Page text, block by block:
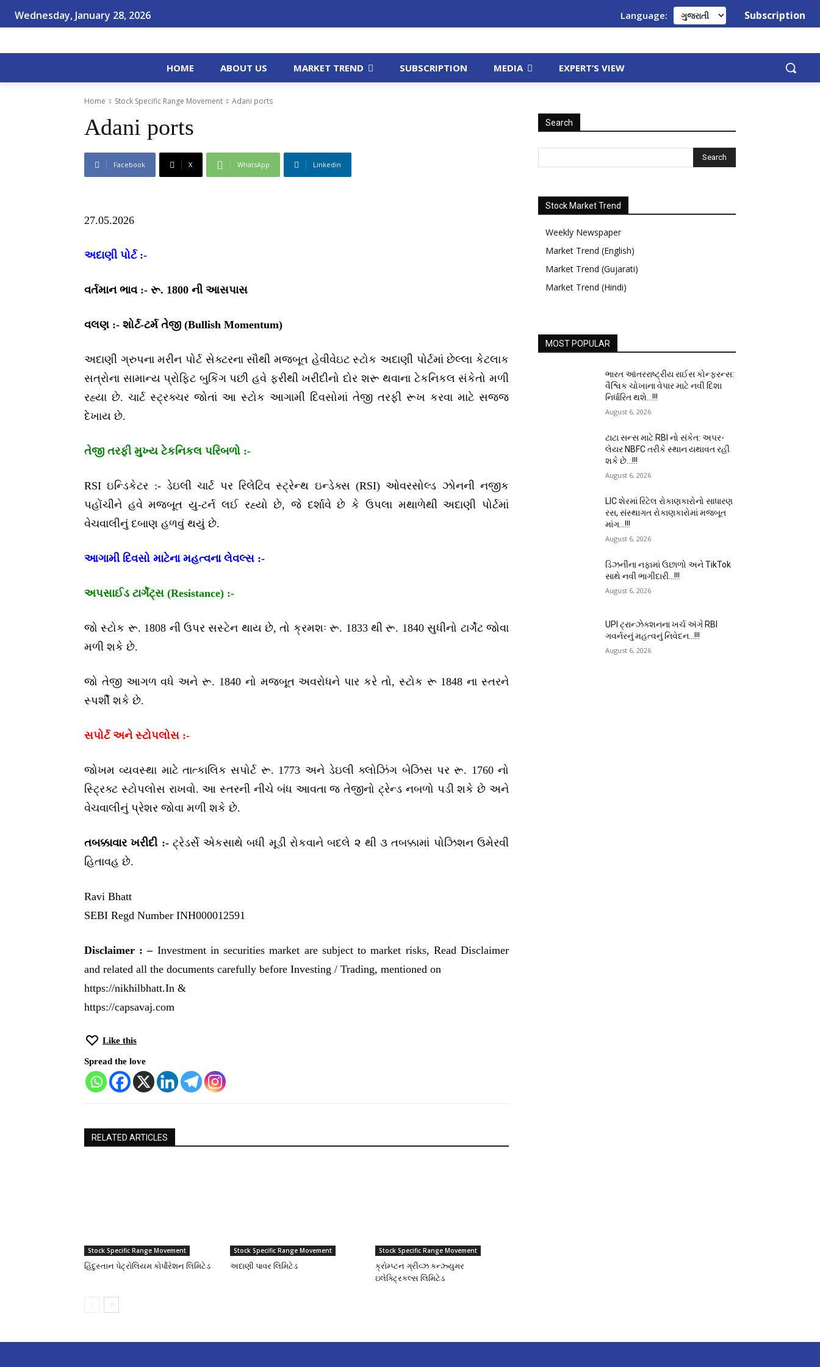
Wednesday, January 28, 2026 Language: Subscription
HOME ABOUT US MARKET TREND SUBSCRIPTION MEDIA EXPERT’S VIEW
Home Stock Specific Range Movement Adani ports
Adani ports
Facebook X WhatsApp Linkedin
27.05.2026
અદાણી પોર્ટ :-
વર્તમાન ભાવ :- રૂ. 1800 ની આસપાસ
વલણ :- શોર્ટ-ટર્મ તેજી (Bullish Momentum)
અદાણી ગ્રુપના મરીન પોર્ટ સેક્ટરના સૌથી મજબૂત હેવીવેઇટ સ્ટોક અદાણી પોર્ટમાં છેલ્લા કેટલાક
સત્રોના સામાન્ય પ્રોફિટ બુકિંગ પછી હવે ફરીથી ખરીદીનો દોર શરૂ થવાના ટેકનિકલ સંકેતો મળી
રહ્યા છે. ચાર્ટ સ્ટ્રક્ચર જોતાં આ સ્ટોક આગામી દિવસોમાં તેજી તરફી રૂખ કરવા માટે સજ્જ
દેખાય છે.
તેજી તરફી મુખ્ય ટેકનિકલ પરિબળો :-
RSI ઇન્ડિકેટર :- ડેઇલી ચાર્ટ પર રિલેટિવ સ્ટ્રેન્થ ઇન્ડેક્સ (RSI) ઓવરસોલ્ડ ઝોનની નજીક
પહોંચીને હવે મજબૂત યુ-ટર્ન લઈ રહ્યો છે, જે દર્શાવે છે કે ઉપલા મથાળેથી અદાણી પોર્ટમાં
વેચવાલીનું દબાણ હળવું થયું છે.
આગામી દિવસો માટેના મહત્વના લેવલ્સ :-
અપસાઈડ ટાર્ગેટ્સ (Resistance) :-
જો સ્ટોક રૂ. 1808 ની ઉપર સસ્ટેન થાય છે, તો ક્રમશઃ રૂ. 1833 થી રૂ. 1840 સુધીનો ટાર્ગેટ જોવા
મળી શકે છે.
જો તેજી આગળ વધે અને રૂ. 1840 નો મજબૂત અવરોધને પાર કરે તો, સ્ટોક રૂ 1848 ના સ્તરને
સ્પર્શી શકે છે.
સપોર્ટ અને સ્ટોપલોસ :-
જોખમ વ્યવસ્થા માટે તાત્કાલિક સપોર્ટ રૂ. 1773 અને ડેઇલી ક્લોઝિંગ બેઝિસ પર રૂ. 1760 નો
સ્ટ્રિક્ટ સ્ટોપલોસ રાખવો. આ સ્તરની નીચે બંધ આવતા જ તેજીનો ટ્રેન્ડ નબળો પડી શકે છે અને
વેચવાલીનું પ્રેશર જોવા મળી શકે છે.
તબક્કાવાર ખરીદી :-ટ્રેડર્સે એકસાથે બધી મૂડી રોકવાને બદલે ૨ થી ૩ તબક્કામાં પોઝિશન ઉમેરવી
હિતાવહ છે.
Ravi Bhatt
SEBI Regd Number INH000012591
Disclaimer : –Investment in securities market are subject to market risks, Read Disclaimer
and related all the documents carefully before Investing / Trading, mentioned on
https://nikhilbhatt.In &
https://capsavaj.com
Like this
Spread the love
RELATED ARTICLES
Stock Specific Range Movement
હિંદુસ્તાન પેટ્રોલિયમ કોર્પોરેશન લિમિટેડ
Stock Specific Range Movement
અદાણી પાવર લિમિટેડ
Stock Specific Range Movement
ક્રોમ્પ્ટન ગ્રીવ્ઝ કન્ઝ્યુમર
ઇલેક્ટ્રિકલ્સ લિમિટેડ
Search
Stock Market Trend
Weekly Newspaper
Market Trend (English)
Market Trend (Gujarati)
Market Trend (Hindi)
MOST POPULAR
ભારત આંતરરાષ્ટ્રીય રાઈસ કોન્ફરન્સ:
વૈશ્વિક ચોખાના વેપાર માટે નવી દિશા
નિર્ધારિત થશે…!!!
August 6, 2026
ટાટા સન્સ માટે RBI નો સંકેત: અપર-
લેયર NBFC તરીકે સ્થાન યથાવત રહી
શકે છે…!!!
August 6, 2026
LIC શેરમાં રિટેલ રોકાણકારોનો સાધારણ
રસ, સંસ્થાગત રોકાણકારોમાં મજબૂત
માંગ…!!!
August 6, 2026
ડિઝનીના નફામાં ઉછાળો અને TikTok
સાથે નવી ભાગીદારી…!!!
August 6, 2026
UPI ટ્રાન્ઝેક્શનના ખર્ચ અંગે RBI
ગવર્નરનું મહત્વનું નિવેદન…!!!
August 6, 2026